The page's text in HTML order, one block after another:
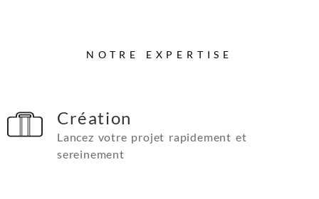
NOTRE EXPERTISE
Création
Lancez votre projet rapidement et
sereinement